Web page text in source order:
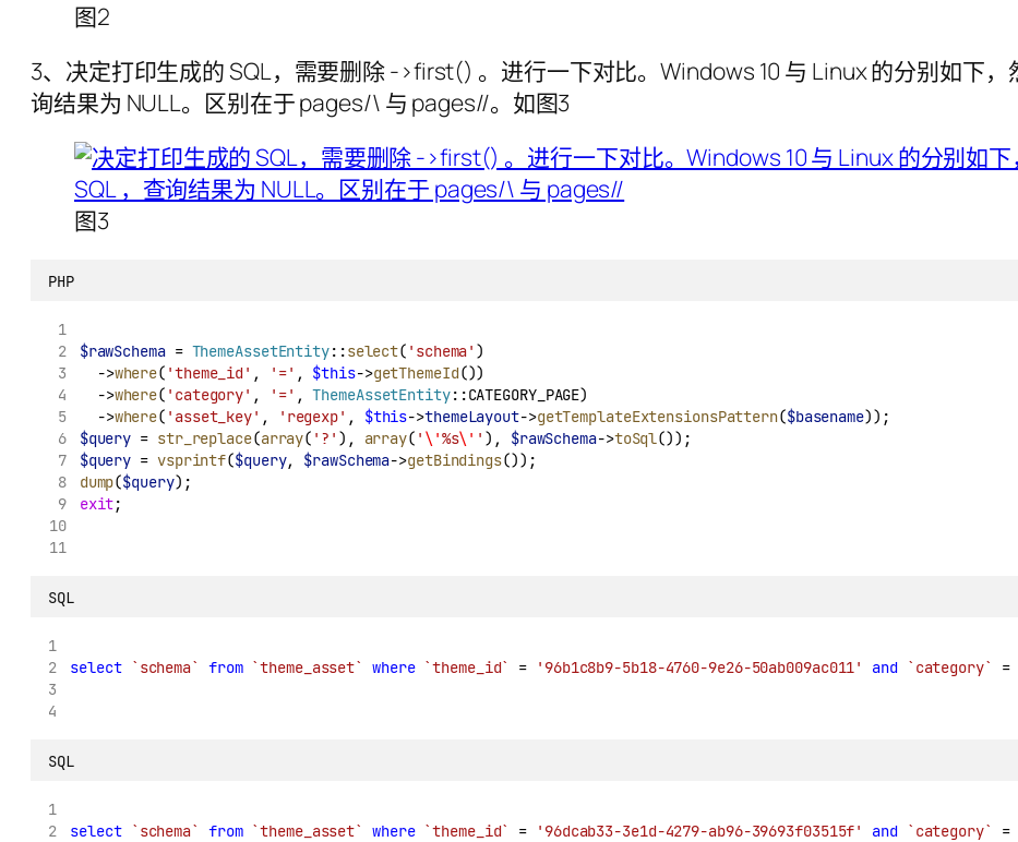
图2
3、决定打印生成的 SQL，需要删除 ->first() 。进行一下对比。Windows 10 与 Linux 的分别如下，
询结果为 NULL。区别在于 pages/\ 与 pages//。如图3
图3
PHP
$rawSchema = ThemeAssetEntity::select( 'schema' )
	->
where( 'theme_id' , '=' , $this->getThemeId())
	->
where( 'category' , '=' , ThemeAssetEntity::CATEGORY_PAGE)
	->
where( 'asset_key' , 'regexp' , $this->themeLayout->getTemplateExtensionsPattern($basename));
$query = str_replace(array( '?' ), array( ' \'%s\' ' ), $rawSchema->toSql());
$query = vsprintf($query, $rawSchema->getBindings());
dump($query);
exit;
SQL
select `schema` from `theme_asset` where `theme_id` = '96b1c8b9-5b18-4760-9e26-50ab009ac011' and `category` =
SQL
select `schema` from `theme_asset` where `theme_id` = '96dcab33-3e1d-4279-ab96-39693f03515f' and `category` =